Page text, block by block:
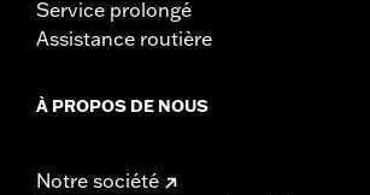
Service prolongé
Assistance routière
À PROPOS DE NOUS
Notre société